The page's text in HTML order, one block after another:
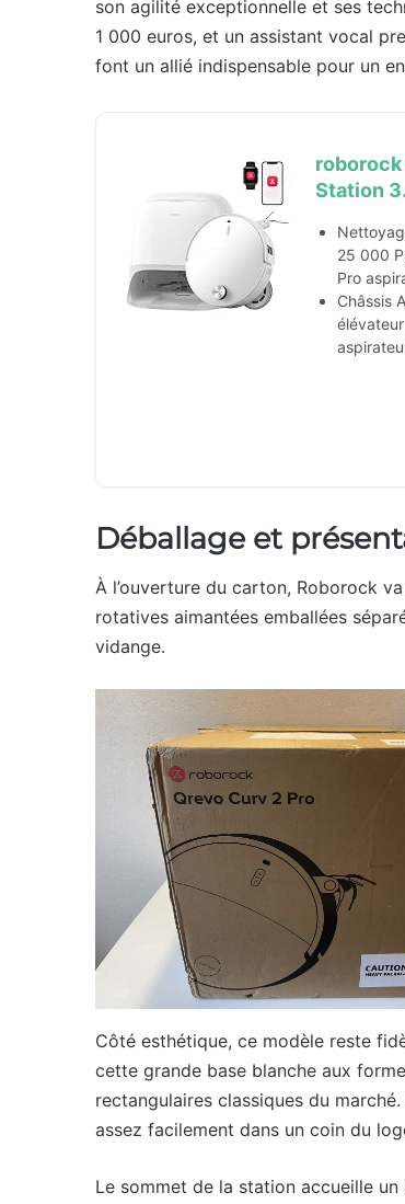
son agilité exceptionnelle et ses
1 000 euros, et un assistant vocal
font un allié indispensable pour un
roborock
Station
25 000
Pro
Châssis
Déballage et
À l’ouverture du carton, Roborock
rotatives aimantées emballées
vidange.
Côté esthétique, ce modèle reste
cette grande base blanche aux
rectangulaires classiques du
assez facilement dans un coin du
Le sommet de la station accueille